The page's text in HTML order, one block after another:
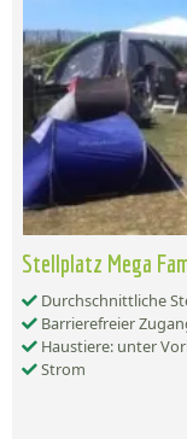
Stellplatz Mega
Durchschnittliche
Barrierefreier
Haustiere: unter
Strom